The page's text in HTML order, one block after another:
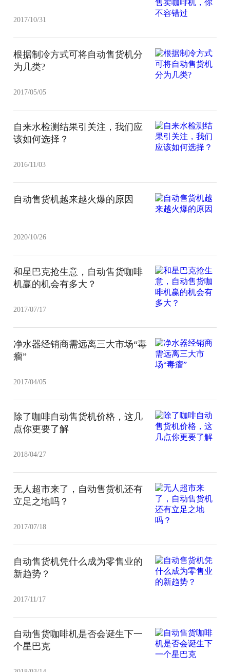
2017/10/31
根据制冷方式可将自动售货机分
为几类?
2017/05/05
自来水检测结果引关注，我们应
该如何选择？
2016/11/03
自动售货机越来越火爆的原因
2020/10/26
和星巴克抢生意，自动售货咖啡
机赢的机会有多大？
2017/07/17
净水器经销商需远离三大市场“毒
瘤”
2017/04/05
除了咖啡自动售货机价格，这几
点你更要了解
2018/04/27
无人超市来了，自动售货机还有
立足之地吗？
2017/07/18
自动售货机凭什么成为零售业的
新趋势？
2017/11/17
自动售货咖啡机是否会诞生下一
个星巴克